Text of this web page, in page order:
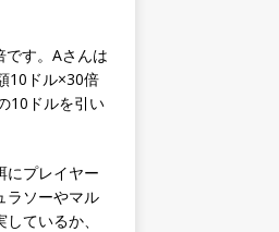
す。Aさんは
10ドル×30倍
10ドルを引い
にプレイヤー
ラソーやマル
ているか、